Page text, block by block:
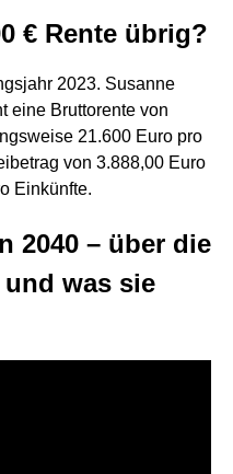
€ Rente übrig?
2023. Susanne
eine Bruttorente von
21.600 Euro pro
von 3.888,00 Euro
Einkünfte.
2040 – über die
und was sie